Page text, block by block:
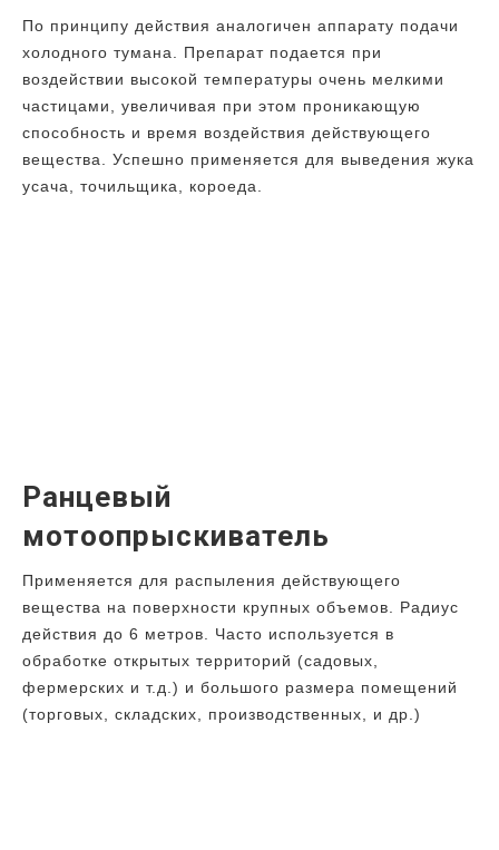
По принципу действия аналогичен аппарату подачи
холодного тумана. Препарат подается при
воздействии высокой температуры очень мелкими
частицами, увеличивая при этом проникающую
способность и время воздействия действующего
вещества. Успешно применяется для выведения жука
усача, точильщика, короеда.
Ранцевый
мотоопрыскиватель
Применяется для распыления действующего
вещества на поверхности крупных объемов. Радиус
действия до 6 метров. Часто используется в
обработке открытых территорий (садовых,
фермерских и т.д.) и большого размера помещений
(торговых, складских, производственных, и др.)